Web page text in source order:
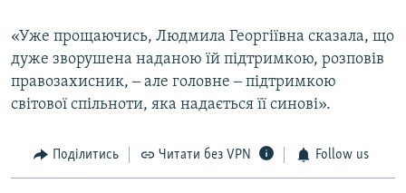
«Уже прощаючись, Людмила Георгіївна сказала, що
дуже зворушена наданою їй підтримкою, розповів
правозахисник, ‒ але головне ‒ підтримкою
світової спільноти, яка надається її синові».
Поділитись Читати без VPN Follow us